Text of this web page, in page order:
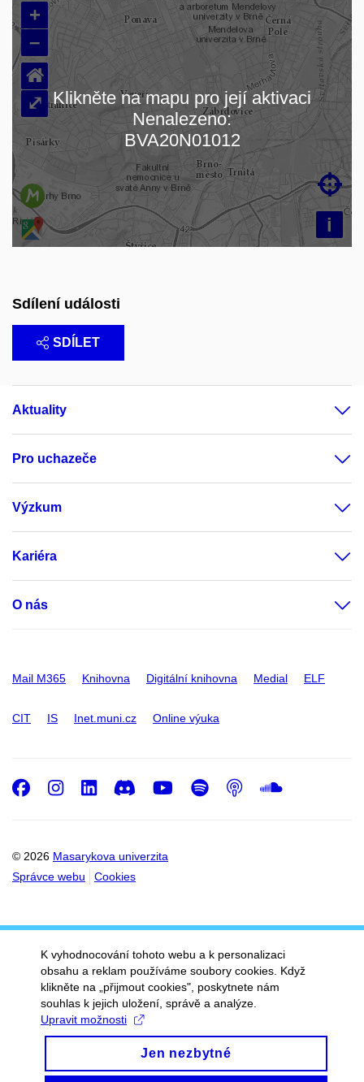
Načítám mapu…
+
–
i

⌂
⤢ Klikněte na mapu pro její aktivaci
Nenalezeno:
BVA20N01012
Sdílení události
SDÍLET
Aktuality
Pro uchazeče
Výzkum
Kariéra
O nás
Mail M365 Knihovna Digitální knihovna Medial ELF
CIT IS Inet.muni.cz Online výuka
© 2026 Masarykova univerzita
Správce webu
Cookies
Facebook
Instagram
LinkedIn
DiscordYoutube
Spotify
Podcast
K vyhodnocování tohoto webu a k personalizaci
obsahu a reklam používáme soubory cookies. Když
klikněte na „přijmout cookies", poskytnete nám
souhlas k jejich uložení, správě a analýze.
Upravit možnosti
Jen nezbytné